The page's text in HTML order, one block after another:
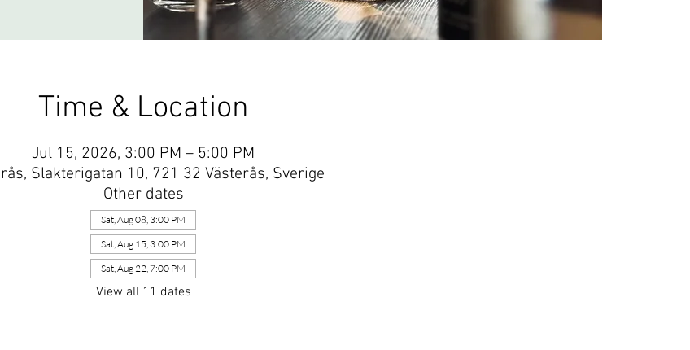
Time & Location
Jul 15, 2026, 3:00 PM – 5:00 PM
Slakterigatan 10, 721 32 Västerås, Sverige
Other dates
Sat, Aug 08, 3:00 PM
Sat, Aug 15, 3:00 PM
Sat, Aug 22, 7:00 PM
View all 11 dates